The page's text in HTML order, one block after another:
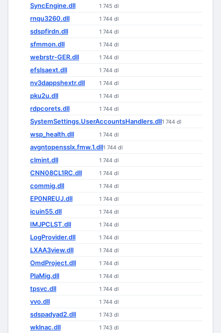
SyncEngine.dll 1 745 dl
rnqu3260.dll 1 744 dl
sdspfirdn.dll 1 744 dl
sfmmon.dll 1 744 dl
webrstr-GER.dll 1 744 dl
efslsaext.dll 1 744 dl
nv3dappshextr.dll 1 744 dl
pku2u.dll 1 744 dl
rdpcorets.dll 1 744 dl
SystemSettings.UserAccountsHandlers.dll1 744 dl
wsp_health.dll 1 744 dl
avgntopensslx.fmw.1.dll1 744 dl
clmint.dll 1 744 dl
CNN08CL1RC.dll 1 744 dl
commig.dll 1 744 dl
EP0NREUJ.dll 1 744 dl
icuin55.dll 1 744 dl
IMJPCLST.dll 1 744 dl
LogProvider.dll 1 744 dl
LXAA3view.dll 1 744 dl
OmdProject.dll 1 744 dl
PlaMig.dll 1 744 dl
tpsvc.dll 1 744 dl
vvo.dll 1 744 dl
sdspadyad2.dll 1 743 dl
wklnac.dll 1 743 dl